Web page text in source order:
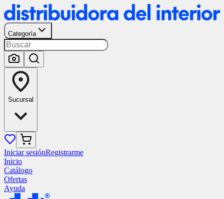
Categoría
Sucursal
Iniciar sesiónRegistrarme
Inicio
Catálogo
Ofertas
Ayuda